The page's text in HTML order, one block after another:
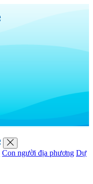
Con người địa phương Dự